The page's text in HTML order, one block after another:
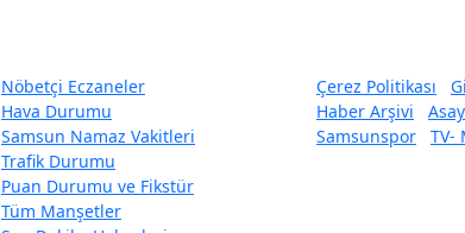
Nöbetçi Eczaneler
Hava Durumu
Samsun Namaz Vakitleri
Trafik Durumu
Puan Durumu ve Fikstür
Tüm Manşetler
Çerez Politikası
Haber Arşivi
Samsunspor
TV-